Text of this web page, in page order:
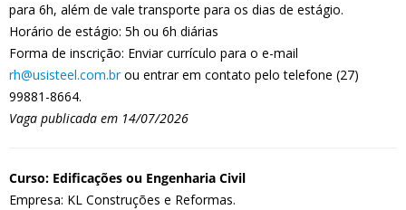
para 6h, além de vale transporte para os dias de estágio.
Horário de estágio: 5h ou 6h diárias
Forma de inscrição: Enviar currículo para o e-mail
rh@usisteel.com.brou entrar em contato pelo telefone (27)
99881-8664.
Vaga publicada em 14/07/2026
Curso: Edificações ou Engenharia Civil
Empresa: KL Construções e Reformas.